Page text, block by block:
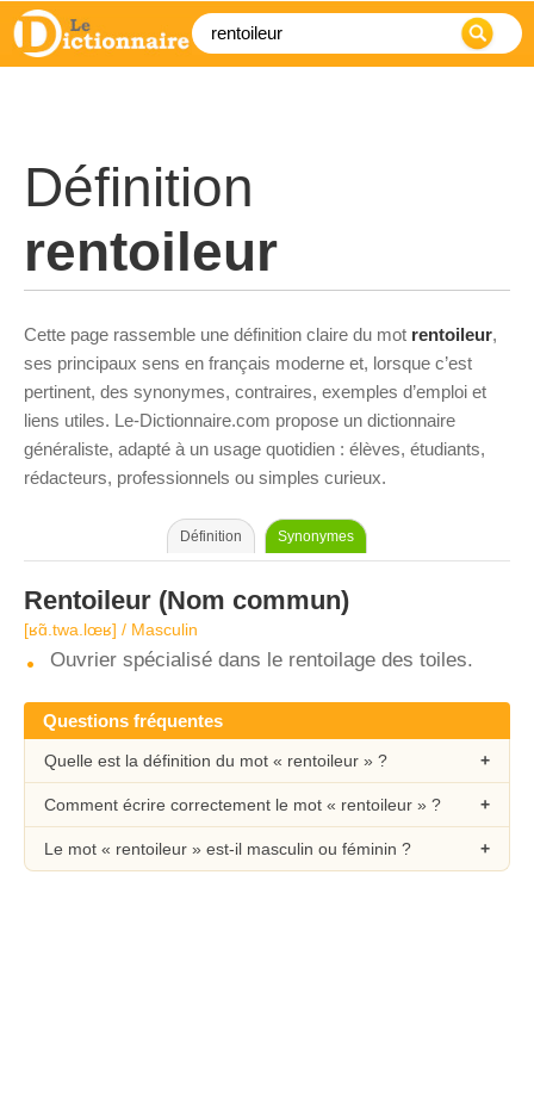
Définition
rentoileur
Cette page rassemble une définition claire du mot rentoileur,
ses principaux sens en français moderne et, lorsque c’est
pertinent, des synonymes, contraires, exemples d’emploi et
liens utiles. Le-Dictionnaire.com propose un dictionnaire
généraliste, adapté à un usage quotidien : élèves, étudiants,
rédacteurs, professionnels ou simples curieux.
Définition Synonymes
Rentoileur (Nom commun)
[ʁɑ̃.twa.lœʁ] / Masculin
Ouvrier spécialisé dans le rentoilage des toiles.
Questions fréquentes
Quelle est la définition du mot « rentoileur » ?
Comment écrire correctement le mot « rentoileur » ?
Le mot « rentoileur » est-il masculin ou féminin ?